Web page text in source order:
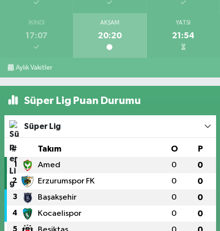
İKINDI
17:07
AKŞAM
20:20
YATSI
21:54
Aylık Vakitler
Süper Lig Puan Durumu
Süper Lig
# Takım O P
1 Amed 0 0
2 Erzurumspor FK 0 0
3 Başakşehir 0 0
4 Kocaelispor 0 0
5